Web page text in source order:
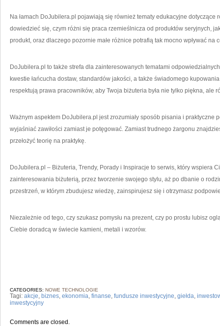
Na łamach DoJubilera.pl pojawiają się również tematy edukacyjne dotyczące
dowiedzieć się, czym różni się praca rzemieślnicza od produktów seryjnych,
produkt, oraz dlaczego pozornie małe różnice potrafią tak mocno wpływać na
DoJubilera.pl to także strefa dla zainteresowanych tematami
kwestie łańcucha dostaw, standardów jakości, a także świadomego
respektują prawa pracowników, aby Twoja biżuteria była nie tylko piękna, ale
Ważnym aspektem DoJubilera.pl jest zrozumiały sposób pisania i praktyczne
wyjaśniać zawiłości zamiast je potęgować. Zamiast trudnego żargonu
przełożyć teorię na praktykę.
DoJubilera.pl – Biżuteria, Trendy, Porady i Inspiracje to serwis, który wspiera
zainteresowania biżuterią, przez tworzenie swojego stylu, aż po dbanie o
przestrzeń, w którym zbudujesz wiedzę, zainspirujesz się i otrzymasz
Niezależnie od tego, czy szukasz pomysłu na prezent, czy po prostu lubisz
Ciebie doradcą w świecie kamieni, metali i wzorów.
CATEGORIES: NOWE TECHNOLOGIE
Tagi: akcje, biznes, ekonomia, finanse, fundusze inwestycyjne, giełda,
inwestycyjny
Comments are closed.